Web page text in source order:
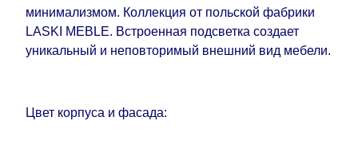
дополнительных 60 рабочих дней после первой
доставки товара на дом клиенту.
минимализмом. Коллекция от польской фабрики
LASKI MEBLE. Встроенная подсветка создает
уникальный и неповторимый внешний вид мебели.
Цвет корпуса и фасада: